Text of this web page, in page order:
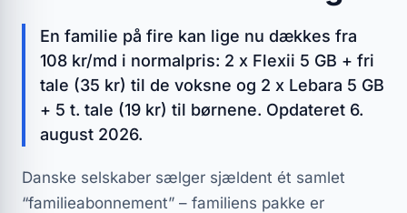
En familie på fire kan lige nu dækkes fra
108 kr/md i normalpris: 2 x Flexii 5 GB + fri
tale (35 kr) til de voksne og 2 x Lebara 5 GB
+ 5 t. tale (19 kr) til børnene. Opdateret 6.
august 2026.
Danske selskaber sælger sjældent ét samlet
“familieabonnement” – familiens pakke er